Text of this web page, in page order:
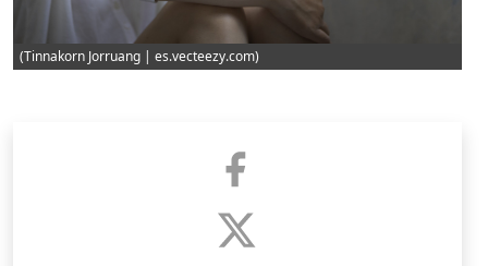
(Tinnakorn Jorruang | es.vecteezy.com)